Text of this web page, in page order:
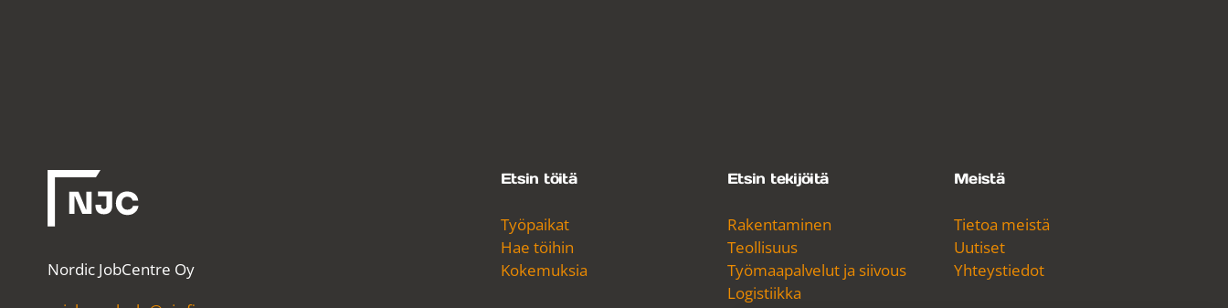
Nordic JobCentre Oy
Etsin töitä
Työpaikat
Hae töihin
Kokemuksia
Etsin tekijöitä
Rakentaminen
Teollisuus
Työmaapalvelut ja siivous
Logistiikka
Meistä
Tietoa meistä
Uutiset
Yhteystiedot